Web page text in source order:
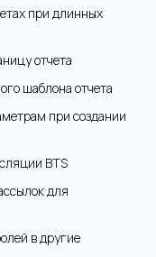
при длинных
отчета
шаблона отчета
при создании
BTS
для
в другие